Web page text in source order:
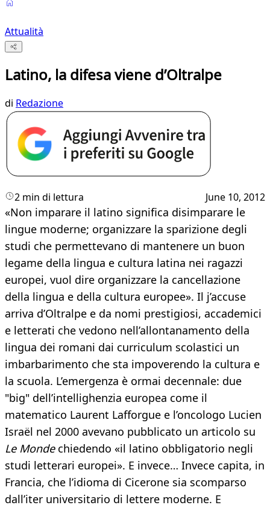
Attualità
Latino, la difesa viene d’Oltralpe
di Redazione
2 min di lettura June 10, 2012
​«Non imparare il latino significa disimparare le
lingue moderne; organizzare la sparizione degli
studi che permettevano di mantenere un buon
legame della lingua e cultura latina nei ragazzi
europei, vuol dire organizzare la cancellazione
della lingua e della cultura europee». Il j’accuse
arriva d’Oltralpe e da nomi prestigiosi, accademici
e letterati che vedono nell’allontanamento della
lingua dei romani dai curriculum scolastici un
imbarbarimento che sta impoverendo la cultura e
la scuola. L’emergenza è ormai decennale: due
"big" dell’intellighenzia europea come il
matematico Laurent Lafforgue e l’oncologo Lucien
Israël nel 2000 avevano pubblicato un articolo su
Le Mondechiedendo «il latino obbligatorio negli
studi letterari europei». E invece… Invece capita, in
Francia, che l’idioma di Cicerone sia scomparso
dall’iter universitario di lettere moderne. E